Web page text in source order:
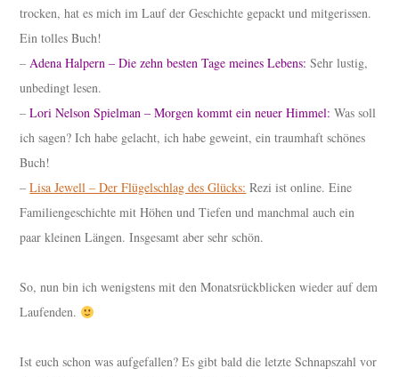
trocken, hat es mich im Lauf der Geschichte gepackt und mitgerissen.
Ein tolles Buch!
–Adena Halpern – Die zehn besten Tage meines Lebens: Sehr lustig,
unbedingt lesen.
–Lori Nelson Spielman – Morgen kommt ein neuer Himmel: Was soll
ich sagen? Ich habe gelacht, ich habe geweint, ein traumhaft schönes
Buch!
–Lisa Jewell – Der Flügelschlag des Glücks: Rezi ist online. Eine
Familiengeschichte mit Höhen und Tiefen und manchmal auch ein
paar kleinen Längen. Insgesamt aber sehr schön.
So, nun bin ich wenigstens mit den Monatsrückblicken wieder auf dem
Laufenden.
Ist euch schon was aufgefallen? Es gibt bald die letzte Schnapszahl vor